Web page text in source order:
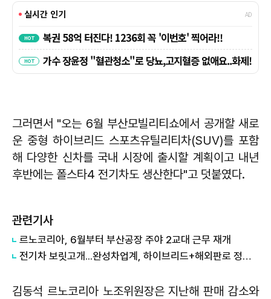
그러면서 "오는 6월 부산모빌리티쇼에서 공개할 새로
운 중형 하이브리드 스포츠유틸리티차(SUV)를 포함
해 다양한 신차를 국내 시장에 출시할 계획이고 내년
후반에는 폴스타4 전기차도 생산한다"고 덧붙였다.
관련기사
르노코리아, 6월부터 부산공장 주야 2교대 근무 재개
전기차 보릿고개...완성차업계, 하이브리드+해외판로 정면 돌파
김동석 르노코리아 노조위원장은 지난해 판매 감소와